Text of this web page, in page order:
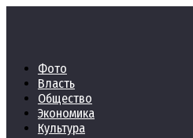
Фото
Власть
Общество
Экономика
Культура